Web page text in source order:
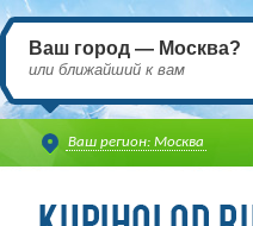
Ваш регион: Москва
Ваш город — Москва?
или ближайший к вам